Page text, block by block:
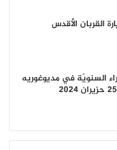
القربان الأقدس
السنويّة في مديوغوريه